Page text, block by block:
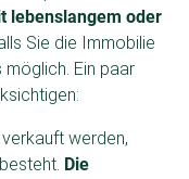
lebenslangem oder
Sie die Immobilie
Ein paar
werden,
Die